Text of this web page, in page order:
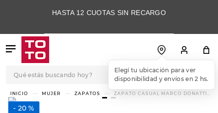
HASTA 12 CUOTAS SIN RECARGO
Elegí tu ubicación para ver
disponibilidad y envíos en 2 hs.
MUJER ZAPATOS
ZAPATO CASUAL MARCO DONATTI
INDIA
20 %
TÉRMINOS MÁS
BUSCADOS